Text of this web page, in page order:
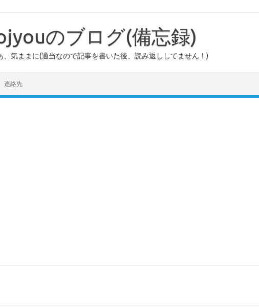
のブログ(備忘録)
ままに(適当なので記事を書いた後、読み返ししてません！)
連絡先